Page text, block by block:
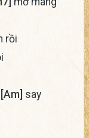
rồi
[Am] say